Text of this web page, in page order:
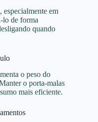
especialmente em
lo de forma
quando
o peso do
o porta-malas
mais eficiente.